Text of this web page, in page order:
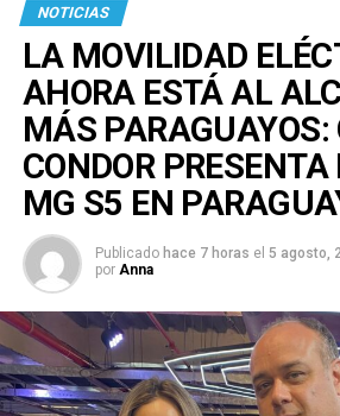
NOTICIAS
LA MOVILIDAD
AHORA ESTÁ AL
MÁS PARAGUAYOS:
CONDOR
MG S5 EN
Publicado hace 7 horas el 5 agosto,
por Anna